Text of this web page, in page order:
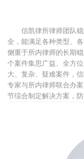
信凯律所律师团队
全，能满足各种类型、
侧重于所内律师的长期
个案件集思广益、全方
大、复杂、疑难案件，
专家与所内律师联合办
节综合制定解决方案，防